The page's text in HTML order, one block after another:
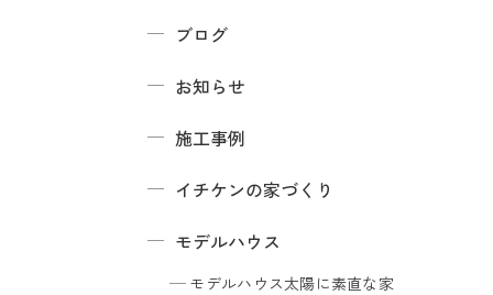
ブログ
お知らせ
施工事例
イチケンの家づくり
モデルハウス
モデルハウス太陽に素直な家